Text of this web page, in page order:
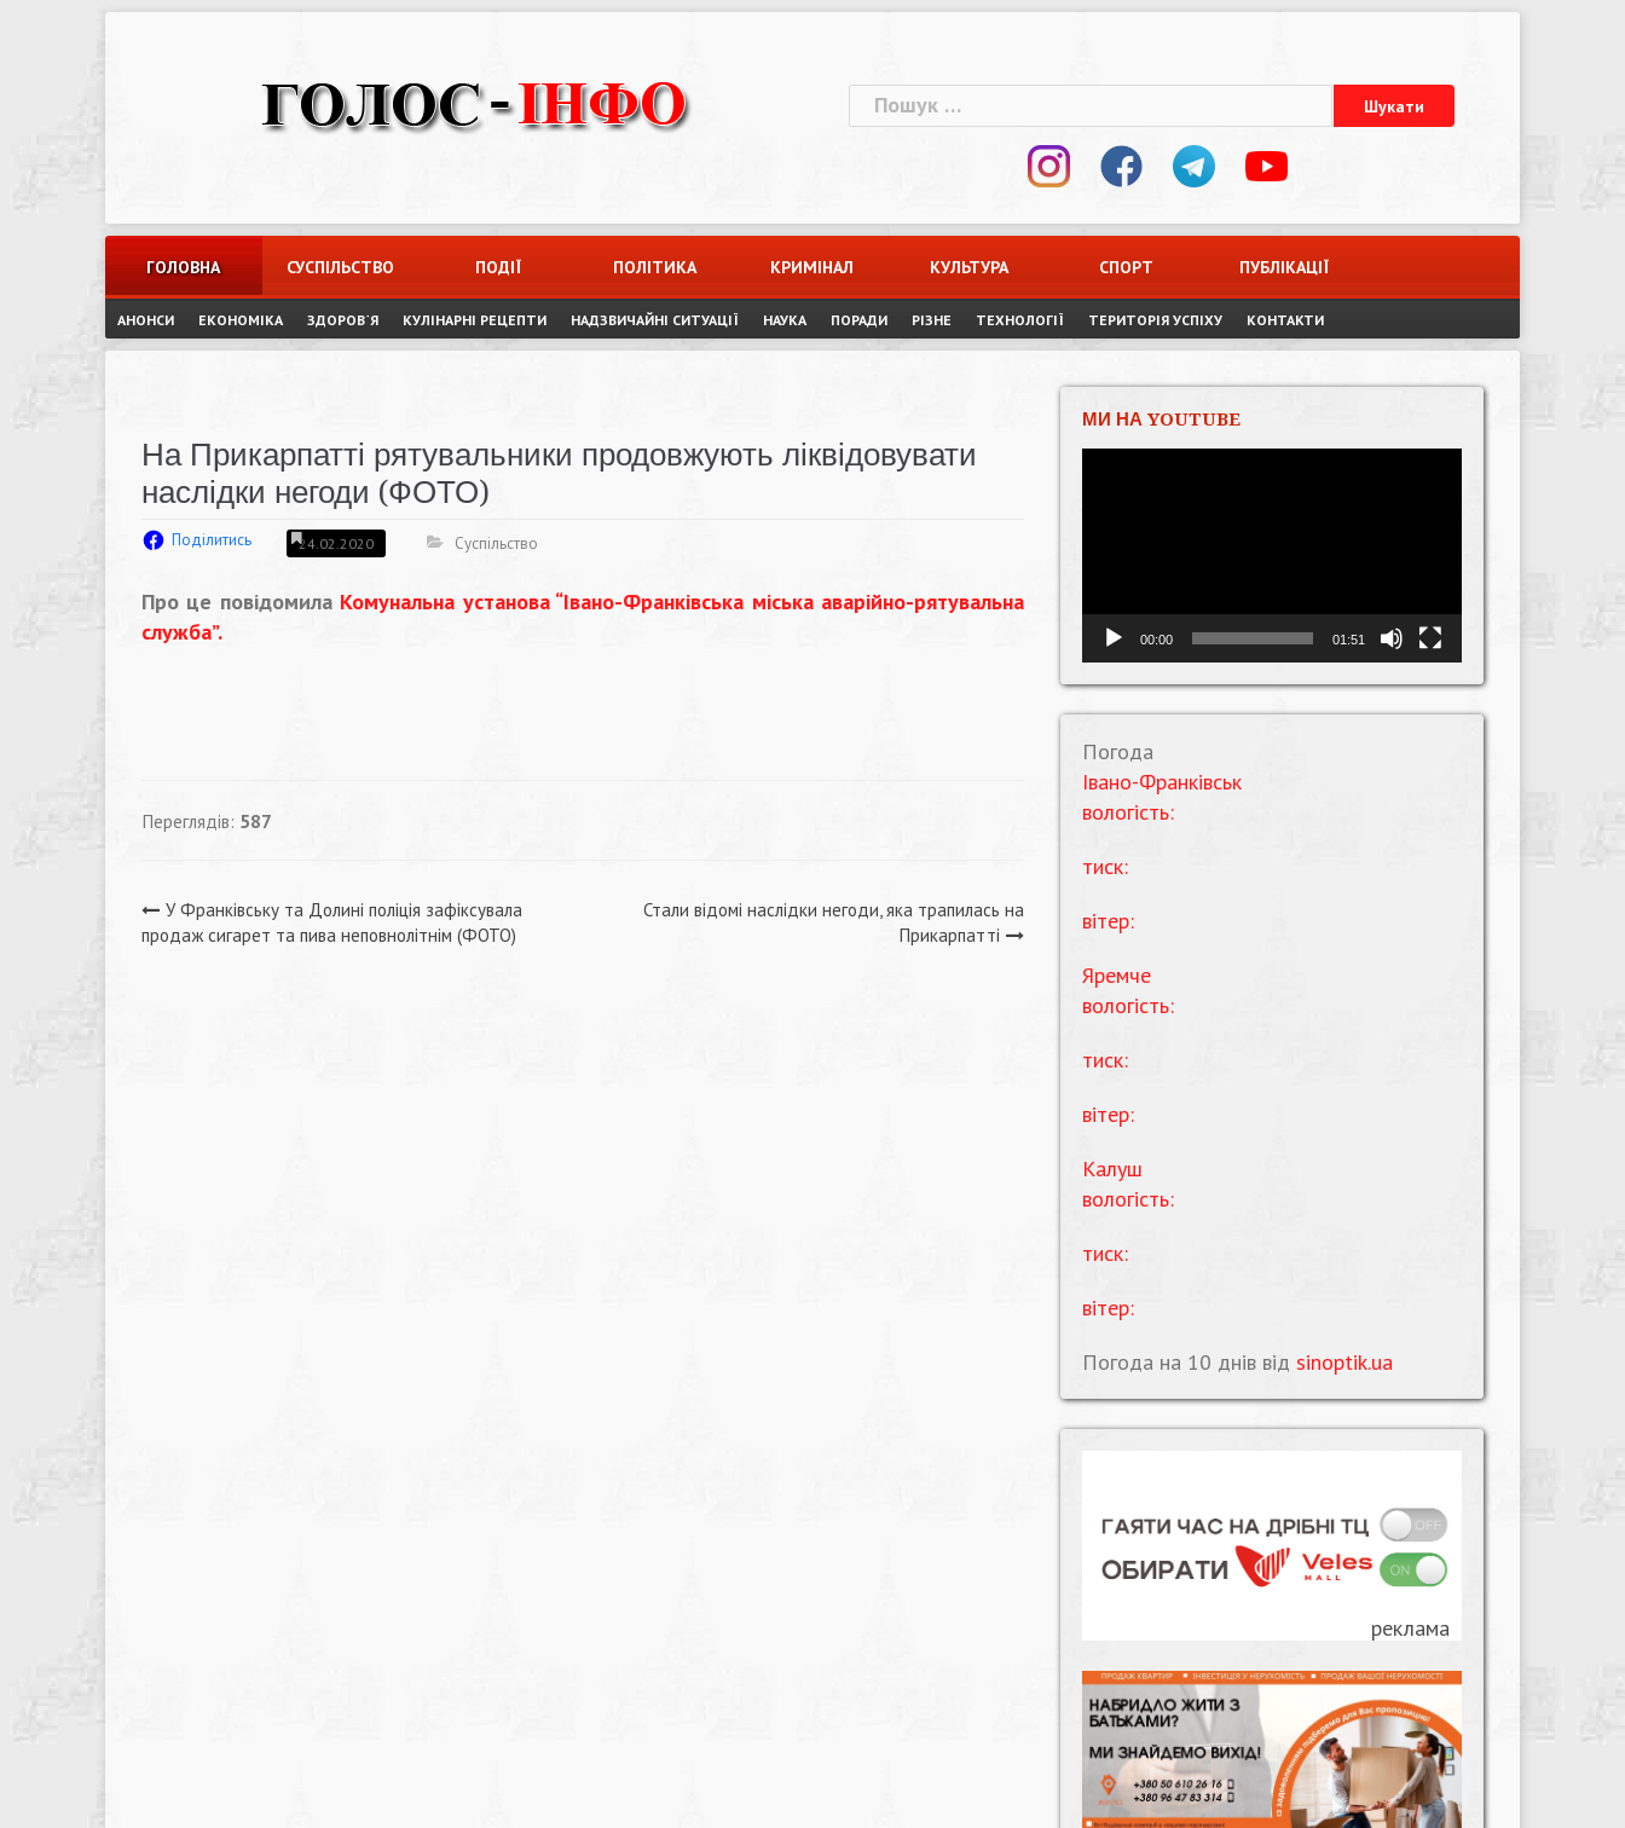
Пошук:
ГОЛОВНА СУСПІЛЬСТВО ПОДІЇ ПОЛІТИКА КРИМІНАЛ КУЛЬТУРА СПОРТ ПУБЛІКАЦІЇ
АНОНСИ ЕКОНОМІКА ЗДОРОВ`Я КУЛІНАРНІ РЕЦЕПТИ НАДЗВИЧАЙНІ СИТУАЦІЇ НАУКА ПОРАДИ РІЗНЕ ТЕХНОЛОГІЇ ТЕРИТОРІЯ УСПІХУ КОНТАКТИ
На Прикарпатті рятувальники продовжують ліквідовувати
наслідки негоди (ФОТО)
Поділитись 24.02.2020 Суспільство
Про це повідомила Комунальна установа “Івано-Франківська міська аварійно-рятувальна
служба”.
Переглядів: 587
Навігація
У Франківську та Долині поліція зафіксувала
продаж сигарет та пива неповнолітнім (ФОТО)
Стали відомі наслідки негоди, яка трапилась на
Прикарпатті
МИ НА YOUTUBE
00:00 01:51
Погода
Івано-Франківськ
вологість:
тиск:
вітер:
Яремче
вологість:
тиск:
вітер:
Калуш
вологість:
тиск:
вітер:
Погода на 10 днів від sinoptik.ua